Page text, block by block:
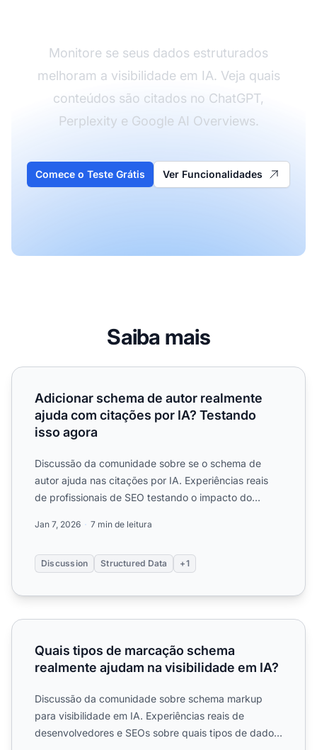
Monitore se seus dados estruturados
melhoram a visibilidade em IA. Veja quais
conteúdos são citados no ChatGPT,
Perplexity e Google AI Overviews.
Comece o Teste Grátis Ver Funcionalidades
Saiba mais
Adicionar schema de autor realmente ajuda com
Adicionar schema de autor realmente
ajuda com citações por IA? Testando
isso agora
Discussão da comunidade sobre se o schema de
autor ajuda nas citações por IA. Experiências reais
de profissionais de SEO testando o impacto do
Jan 7, 2026 7 min de leitura
Discussion Structured Data +1
Quais tipos de marcação schema realmente ajudam na
Quais tipos de marcação schema
realmente ajudam na visibilidade em IA?
Discussão da comunidade sobre schema markup
para visibilidade em IA. Experiências reais de
desenvolvedores e SEOs sobre quais tipos de dados